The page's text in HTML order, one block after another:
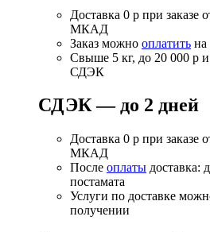
Доставка 0 р при заказе
МКАД
Заказ можно оплатить на
Свыше 5 кг, до 20 000 р
СДЭК
СДЭК — до 2 дней
Доставка 0 р при заказе
МКАД
После оплаты доставка:
постамата
Услуги по доставке
получении